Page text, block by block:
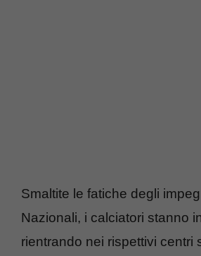
Smaltite le fatiche degli
Nazionali, i calciatori stanno
rientrando nei rispettivi centri